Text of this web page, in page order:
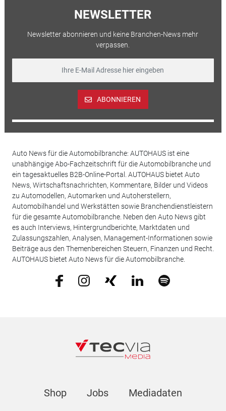
NEWSLETTER
Newsletter abonnieren und keine Branchen-News mehr
verpassen.
ABONNIEREN
Auto News für die Automobilbranche: AUTOHAUS ist eine
unabhängige Abo-Fachzeitschrift für die Automobilbranche und
ein tagesaktuelles B2B-Online-Portal. AUTOHAUS bietet Auto
News, Wirtschaftsnachrichten, Kommentare, Bilder und Videos
zu Automodellen, Automarken und Autoherstellern,
Automobilhandel und Werkstätten sowie Branchendienstleistern
für die gesamte Automobilbranche. Neben den Auto News gibt
es auch Interviews, Hintergrundberichte, Marktdaten und
Zulassungszahlen, Analysen, Management-Informationen sowie
Beiträge aus den Themenbereichen Steuern, Finanzen und Recht.
AUTOHAUS bietet Auto News für die Automobilbranche.
Shop Jobs Mediadaten